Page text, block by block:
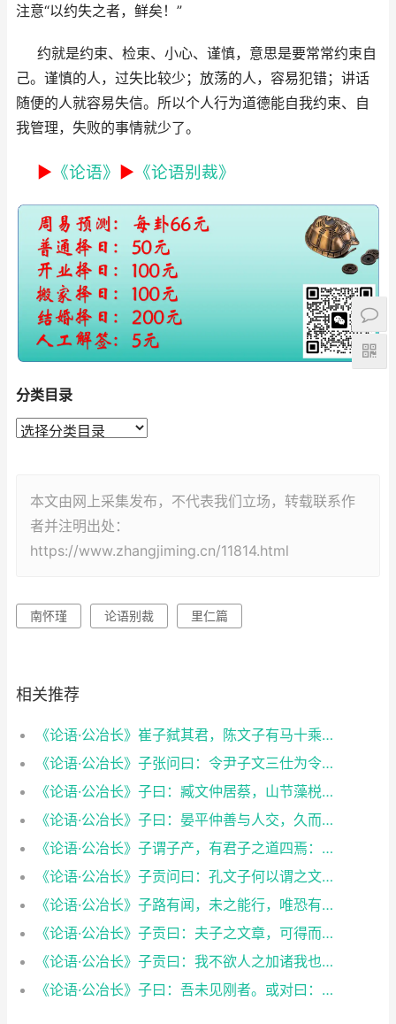
注意“以约失之者，鲜矣！ ”
约就是约束、检束、小心、谨慎，意思是要常常约束自
己。谨慎的人，过失比较少；放荡的人，容易犯错；讲话
随便的人就容易失信。所以个人行为道德能自我约束、自
我管理，失败的事情就少了。
► 《论语》 ► 《论语别裁》
分类目录
本文由网上采集发布，不代表我们立场，转载联系作
者并注明出处：
https://www.zhangjiming.cn/11814.html
南怀瑾 论语别裁 里仁篇
相关推荐
《论语·公冶长》崔子弑其君，陈文子有马十乘，弃而违之。至于他邦，则曰：犹吾大夫崔子也。违之。之一邦。又曰：犹吾大夫崔子也。违之。何如？子曰：清矣。曰：仁矣乎？曰：未知，焉得仁？
《论语·公冶长》子张问曰：令尹子文三仕为令尹，无喜色。三已之，无愠色。旧令尹之政，必以告新令尹。何如？子曰：忠矣。曰：仁矣乎？曰：未知，焉得仁？
《论语·公冶长》子曰：臧文仲居蔡，山节藻棁，何如其知也？
《论语·公冶长》子曰：晏平仲善与人交，久而敬之。
《论语·公冶长》子谓子产，有君子之道四焉：其行己也恭，其事上也敬，其养民也惠，其使民也义。
《论语·公冶长》子贡问曰：孔文子何以谓之文也？子曰：敏而好学，不耻下问，是以谓之文也。
《论语·公冶长》子路有闻，未之能行，唯恐有闻。
《论语·公冶长》子贡曰：夫子之文章，可得而闻也。夫子之言性与天道，不可得而闻也。
《论语·公冶长》子贡曰：我不欲人之加诸我也，吾亦欲无加诸人。子曰：赐也，非尔所及也。
《论语·公冶长》子曰：吾未见刚者。或对曰：申枨。子曰：枨也欲，焉得刚？